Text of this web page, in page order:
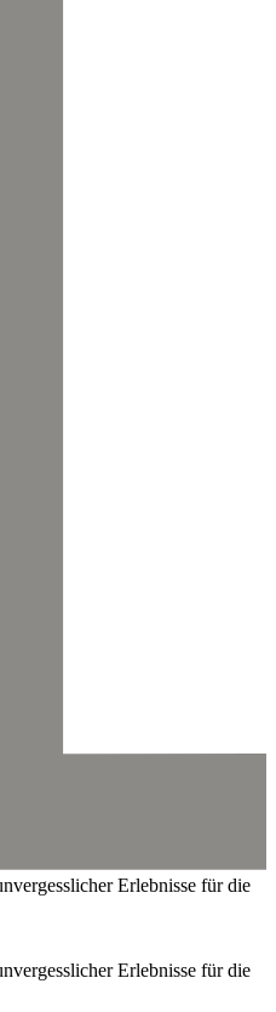
Erlebnisse für die
Erlebnisse für die